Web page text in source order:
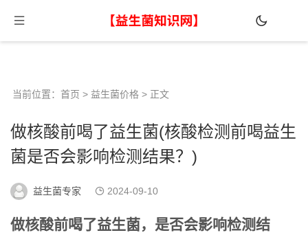
当前位置： 首页 > 益生菌价格 > 正文
做核酸前喝了益生菌(核酸检测前喝益生
菌是否会影响检测结果？)
益生菌专家 2024-09-10
做核酸前喝了益生菌，是否会影响检测结